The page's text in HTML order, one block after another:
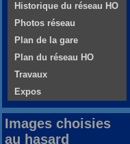
Historique du réseau HO
Photos réseau
Plan de la gare
Plan du réseau HO
Travaux
Expos
Images choisies
au hasard